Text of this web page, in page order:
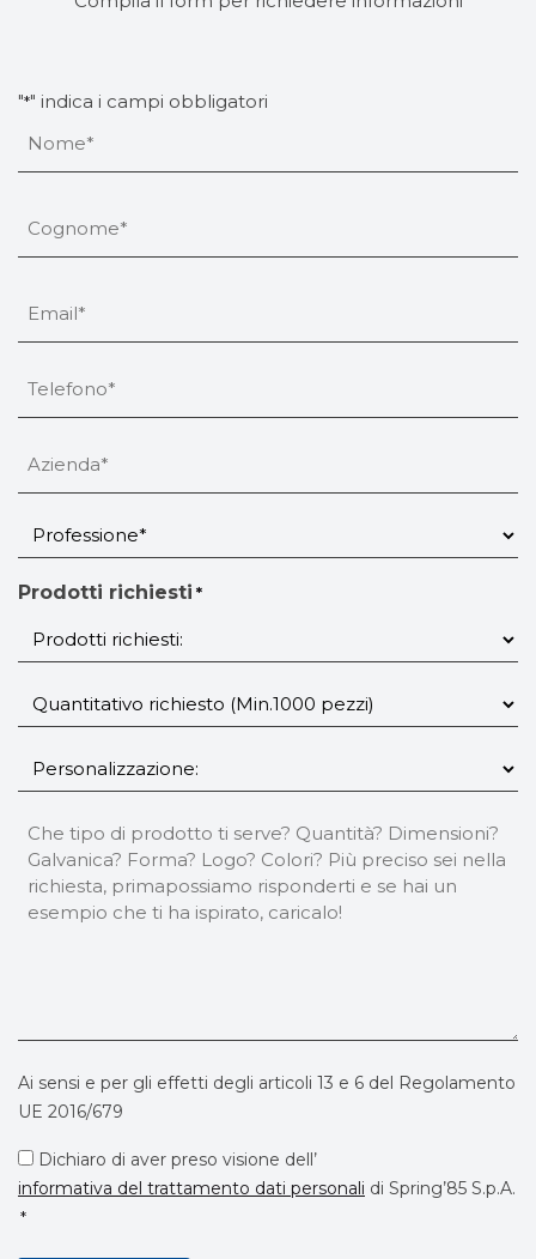
"*" indica i campi obbligatori
Senza
Titolo
*
Prodotti richiesti *
Quantitativo
richiesto
Personalizzazione
*
Note
Ai sensi e per gli effetti degli articoli 13 e 6 del Regolamento
UE 2016/679
Privacy
*
Dichiaro di aver preso visione dell’
informativa del trattamento dati personali di Spring’85 S.p.A.
*